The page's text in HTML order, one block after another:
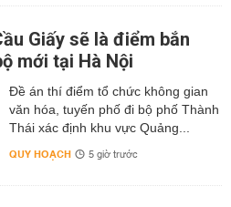
Giấy sẽ là điểm bắn
mới tại Hà Nội
Đề án thí điểm tổ chức không gian
văn hóa, tuyến phố đi bộ phố Thành
Thái xác định khu vực Quảng...
QUY HOẠCH 5 giờ trước